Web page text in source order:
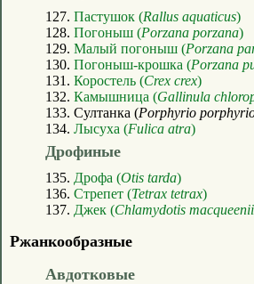
127. Пастушок (Rallus aquaticus)
128. Погоныш (Porzana porzana)
129. Малый погоныш (Porzana
130. Погоныш-крошка (Porzana
131. Коростель (Crex crex)
132. Камышница (Gallinula
133. Султанка (Porphyrio
134. Лысуха (Fulica atra)
Дрофиные
135. Дрофа (Otis tarda)
136. Стрепет (Tetrax tetrax)
137. Джек (Chlamydotis macqueenii
Ржанкообразные
Авдотковые